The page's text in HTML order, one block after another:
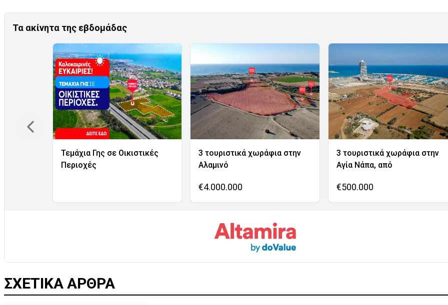
Τα ακίνητα της εβδομάδας
Τεμάχια Γης σε Οικιστικές
Περιοχές
3 τουριστικά χωράφια στην
Αλαμινό
€4.000.000
3 τουριστικά χωράφια στην
Αγία Νάπα, από
€500.000
ΣΧΕΤΙΚΑ ΑΡΘΡΑ